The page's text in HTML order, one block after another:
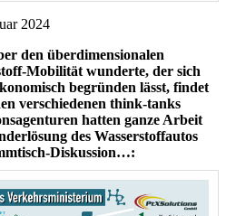
2024
den überdimensionalen
Mobilität wunderte, der sich
begründen lässt, findet
verschiedenen think-tanks
hatten ganze Arbeit
des Wasserstoffautos
Diskussion…: